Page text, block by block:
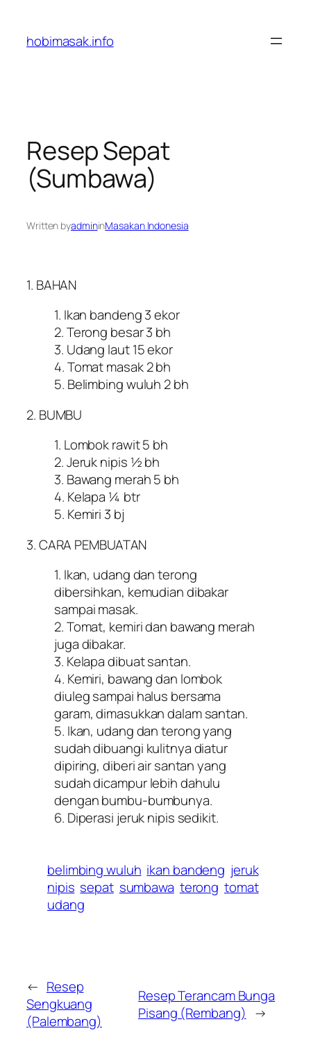
content
hobimasak.info
Resep Sepat
(Sumbawa)
Written byadmininMasakan Indonesia
1. BAHAN
1. Ikan bandeng 3 ekor
2. Terong besar 3 bh
3. Udang laut 15 ekor
4. Tomat masak 2 bh
5. Belimbing wuluh 2 bh
2. BUMBU
1. Lombok rawit 5 bh
2. Jeruk nipis ½ bh
3. Bawang merah 5 bh
4. Kelapa ¼ btr
5. Kemiri 3 bj
3. CARA PEMBUATAN
1. Ikan, udang dan terong
dibersihkan, kemudian dibakar
sampai masak.
2. Tomat, kemiri dan bawang merah
juga dibakar.
3. Kelapa dibuat santan.
4. Kemiri, bawang dan lombok
diuleg sampai halus bersama
garam, dimasukkan dalam santan.
5. Ikan, udang dan terong yang
sudah dibuangi kulitnya diatur
dipiring, diberi air santan yang
sudah dicampur lebih dahulu
dengan bumbu-bumbunya.
6. Diperasi jeruk nipis sedikit.
belimbing wuluh ikan bandeng jeruk
nipis sepat sumbawa terong tomat
udang
← Resep
Sengkuang
(Palembang)
Resep Terancam Bunga
Pisang (Rembang) →